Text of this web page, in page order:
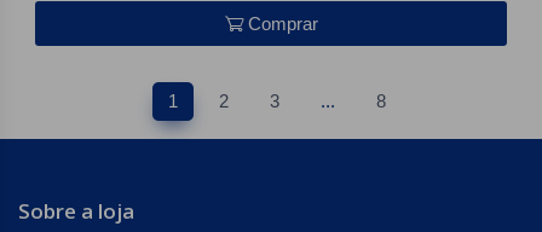
Comprar
1 2 3 ... 8
Sobre a loja